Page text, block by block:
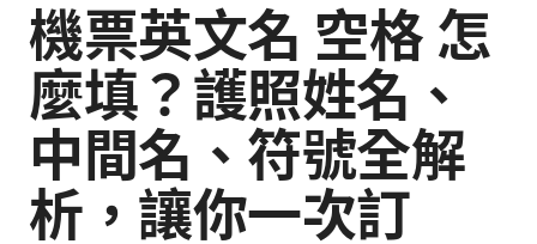
機票英文名 空格 怎
麼填？護照姓名、
中間名、符號全解
析，讓你一次訂